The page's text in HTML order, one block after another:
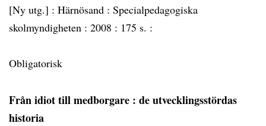
[Ny utg.] : Härnösand : Specialpedagogiska
skolmyndigheten : 2008 : 175 s. :
Obligatorisk
Från idiot till medborgare : de utvecklingsstördas
historia